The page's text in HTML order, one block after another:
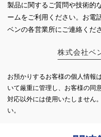
製品に関するご質問や技術的
ームをご利用ください。 お電
ベンの各営業所にご連絡くださ
株式会社ベ
お預かりするお客様の個人情報
いて厳重に管理し、お客様の同
対応以外には使用いたしません。
い。